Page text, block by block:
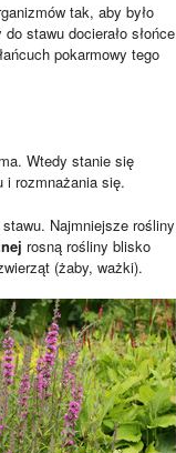
tak, aby było
stawu docierało słońce
pokarmowy tego
Wtedy stanie się
i rozmnażania się.
Najmniejsze rośliny
rosną rośliny blisko
(żaby, ważki).